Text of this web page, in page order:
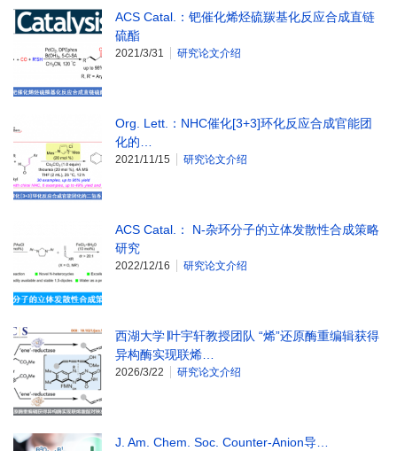
ACS Catal.：钯催化烯烃硫羰基化反应合成直链
硫酯
2021/3/31 研究论文介绍
Org. Lett.：NHC催化[3+3]环化反应合成官能团
化的…
2021/11/15 研究论文介绍
ACS Catal.： N-杂环分子的立体发散性合成策略
研究
2022/12/16 研究论文介绍
西湖大学∣叶宇轩教授团队 “烯”还原酶重编辑获得
异构酶实现联烯…
2026/3/22 研究论文介绍
J. Am. Chem. Soc. Counter-Anion导…